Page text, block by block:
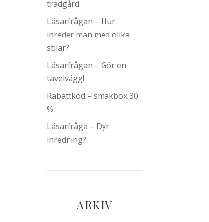
trädgård
Läsarfrågan – Hur
inreder man med olika
stilar?
Läsarfrågan – Gör en
tavelvägg!
Rabattkod – smakbox 30
%
Läsarfråga – Dyr
inredning?
ARKIV